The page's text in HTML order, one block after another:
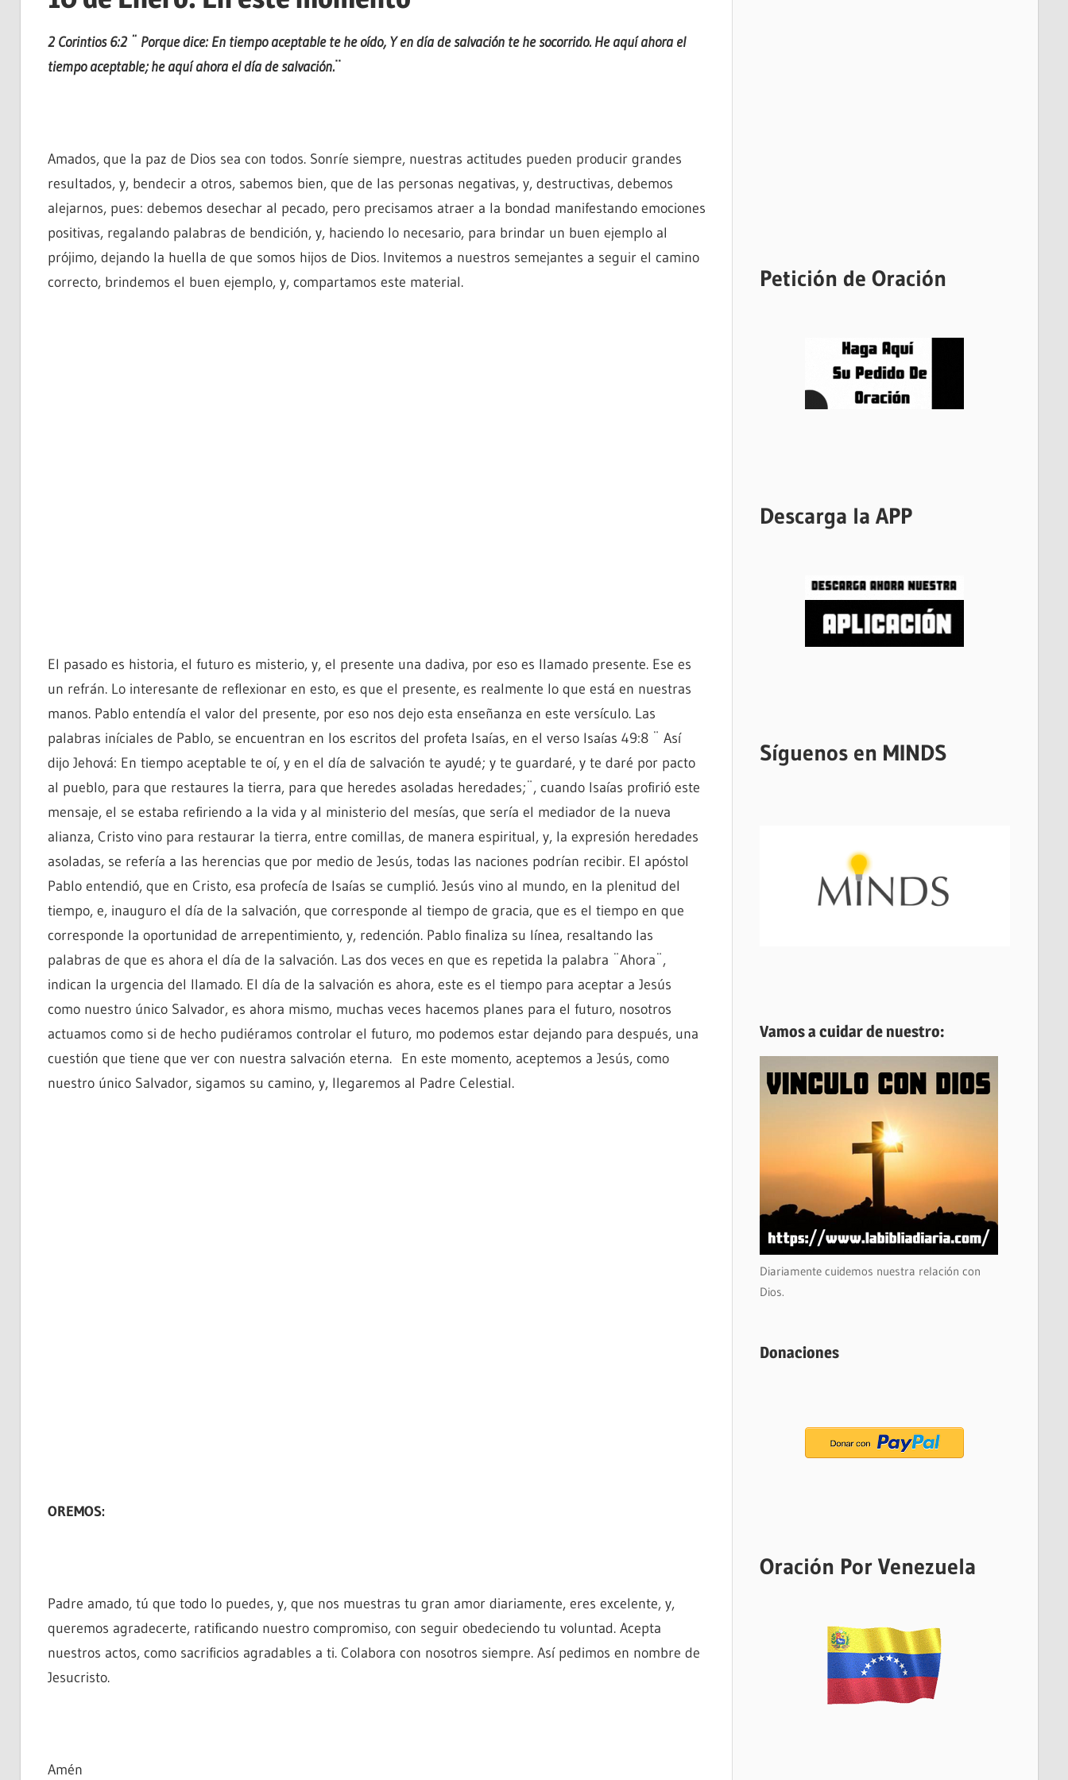
2 Corintios 6:2 ¨ Porque dice: En tiempo aceptable te he oído, Y en día de salvación te he socorrido. He aquí ahora el
tiempo aceptable; he aquí ahora el día de salvación.¨
Amados, que la paz de Dios sea con todos. Sonríe siempre, nuestras actitudes pueden producir grandes
resultados, y, bendecir a otros, sabemos bien, que de las personas negativas, y, destructivas, debemos
alejarnos, pues: debemos desechar al pecado, pero precisamos atraer a la bondad manifestando emociones
positivas, regalando palabras de bendición, y, haciendo lo necesario, para brindar un buen ejemplo al
prójimo, dejando la huella de que somos hijos de Dios. Invitemos a nuestros semejantes a seguir el camino
correcto, brindemos el buen ejemplo, y, compartamos este material.
El pasado es historia, el futuro es misterio, y, el presente una dadiva, por eso es llamado presente. Ese es
un refrán. Lo interesante de reflexionar en esto, es que el presente, es realmente lo que está en nuestras
manos. Pablo entendía el valor del presente, por eso nos dejo esta enseñanza en este versículo. Las
palabras iníciales de Pablo, se encuentran en los escritos del profeta Isaías, en el verso Isaías 49:8 ¨ Así
dijo Jehová: En tiempo aceptable te oí, y en el día de salvación te ayudé; y te guardaré, y te daré por pacto
al pueblo, para que restaures la tierra, para que heredes asoladas heredades;¨, cuando Isaías profirió este
mensaje, el se estaba refiriendo a la vida y al ministerio del mesías, que sería el mediador de la nueva
alianza, Cristo vino para restaurar la tierra, entre comillas, de manera espiritual, y, la expresión heredades
asoladas, se refería a las herencias que por medio de Jesús, todas las naciones podrían recibir. El apóstol
Pablo entendió, que en Cristo, esa profecía de Isaías se cumplió. Jesús vino al mundo, en la plenitud del
tiempo, e, inauguro el día de la salvación, que corresponde al tiempo de gracia, que es el tiempo en que
corresponde la oportunidad de arrepentimiento, y, redención. Pablo finaliza su línea, resaltando las
palabras de que es ahora el día de la salvación. Las dos veces en que es repetida la palabra ¨Ahora¨,
indican la urgencia del llamado. El día de la salvación es ahora, este es el tiempo para aceptar a Jesús
como nuestro único Salvador, es ahora mismo, muchas veces hacemos planes para el futuro, nosotros
actuamos como si de hecho pudiéramos controlar el futuro, mo podemos estar dejando para después, una
cuestión que tiene que ver con nuestra salvación eterna. En este momento, aceptemos a Jesús, como
nuestro único Salvador, sigamos su camino, y, llegaremos al Padre Celestial.
OREMOS:
Padre amado, tú que todo lo puedes, y, que nos muestras tu gran amor diariamente, eres excelente, y,
queremos agradecerte, ratificando nuestro compromiso, con seguir obedeciendo tu voluntad. Acepta
nuestros actos, como sacrificios agradables a ti. Colabora con nosotros siempre. Así pedimos en nombre de
Jesucristo.
Amén
Petición de Oración
Descarga la APP
Síguenos en MINDS
Vamos a cuidar de nuestro:
Diariamente cuidemos nuestra relación con
Dios.
Donaciones
Oración Por Venezuela